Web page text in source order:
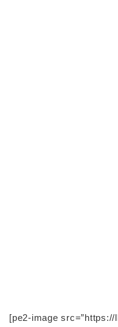
[pe2-image